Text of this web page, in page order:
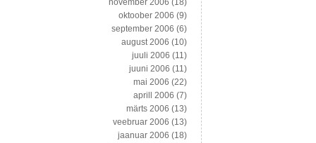
november 2006 (18)
oktoober 2006 (9)
september 2006 (6)
august 2006 (10)
juuli 2006 (11)
juuni 2006 (11)
mai 2006 (22)
aprill 2006 (7)
märts 2006 (13)
veebruar 2006 (13)
jaanuar 2006 (18)